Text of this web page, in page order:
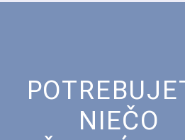
NIEČO